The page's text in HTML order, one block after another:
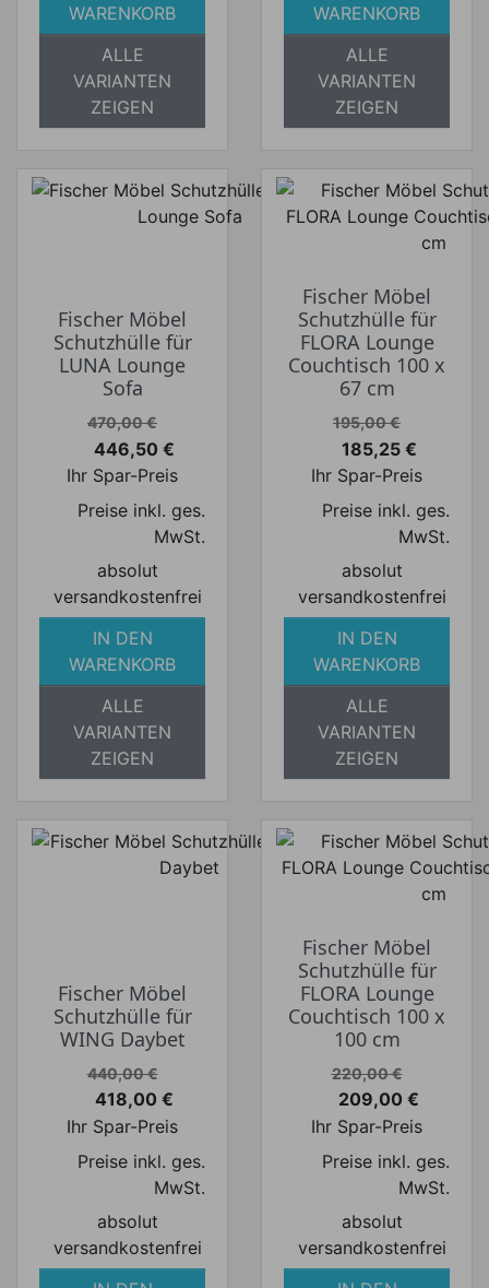
WARENKORB
ALLE
VARIANTEN
ZEIGEN
WARENKORB
ALLE
VARIANTEN
ZEIGEN
Fischer Möbel
Schutzhülle für
LUNA Lounge
Sofa
Verkaufspreis
470,00 €
Preis
446,50 €
Ihr Spar-Preis
Preise inkl. ges.
MwSt.
absolut
versandkostenfrei
IN DEN
WARENKORB
ALLE
VARIANTEN
ZEIGEN
Fischer Möbel
Schutzhülle für
FLORA Lounge
Couchtisch 100 x
67 cm
Verkaufspreis
195,00 €
Preis
185,25 €
Ihr Spar-Preis
Preise inkl. ges.
MwSt.
absolut
versandkostenfrei
IN DEN
WARENKORB
ALLE
VARIANTEN
ZEIGEN
Fischer Möbel
Schutzhülle für
WING Daybet
Verkaufspreis
440,00 €
Preis
418,00 €
Ihr Spar-Preis
Preise inkl. ges.
MwSt.
absolut
versandkostenfrei
Fischer Möbel
Schutzhülle für
FLORA Lounge
Couchtisch 100 x
100 cm
Verkaufspreis
220,00 €
Preis
209,00 €
Ihr Spar-Preis
Preise inkl. ges.
MwSt.
absolut
versandkostenfrei